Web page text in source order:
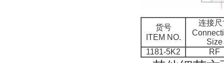
货号
ITEM NO.
连接尺
Size
1181-5K2
RF